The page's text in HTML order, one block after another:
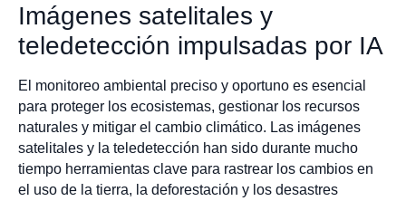
Imágenes satelitales y
teledetección impulsadas por IA
El monitoreo ambiental preciso y oportuno es esencial
para proteger los ecosistemas, gestionar los recursos
naturales y mitigar el cambio climático. Las imágenes
satelitales y la teledetección han sido durante mucho
tiempo herramientas clave para rastrear los cambios en
el uso de la tierra, la deforestación y los desastres